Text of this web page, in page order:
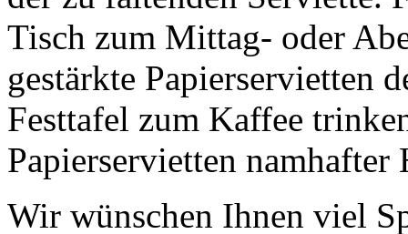
Tisch zum Mittag- oder
gestärkte Papierservietten
Festtafel zum Kaffee
Papierservietten namhafter
Wir wünschen Ihnen viel